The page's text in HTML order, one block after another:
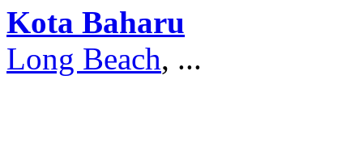
Kota Baharu
Long Beach, ...